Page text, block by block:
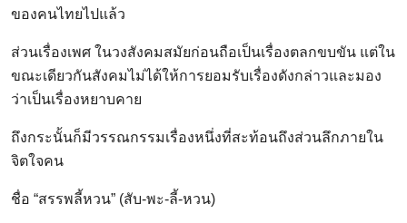
ของคนไทยไปแล้ว
ส่วนเรื่องเพศ ในวงสังคมสมัยก่อนถือเป็นเรื่องตลกขบขัน แต่ใน
ขณะเดียวกันสังคมไม่ได้ให้การยอมรับเรื่องดังกล่าวและมอง
ว่าเป็นเรื่องหยาบคาย
ถึงกระนั้นก็มีวรรณกรรมเรื่องหนึ่งที่สะท้อนถึงส่วนลึกภายใน
จิตใจคน
ชื่อ “สรรพลี้หวน” (สับ-พะ-ลี้-หวน)